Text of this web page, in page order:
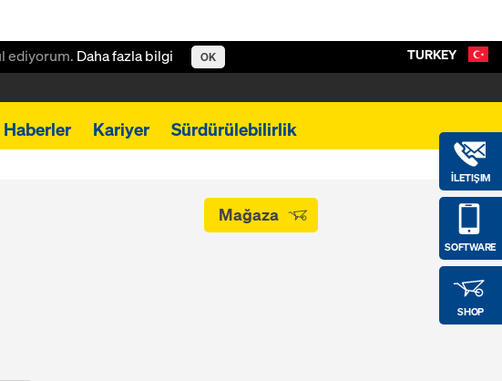
ediyorum. Daha fazla bilgi OK
Haberler Kariyer Sürdürülebilirlik
İLETIŞIM
SOFTWARE
SHOP
TURKEY
Mağaza